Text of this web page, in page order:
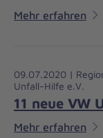
Mehr erfahren
09.07.2020 |
Unfall-Hilfe e.V.
11 neue VW
Mehr erfahren